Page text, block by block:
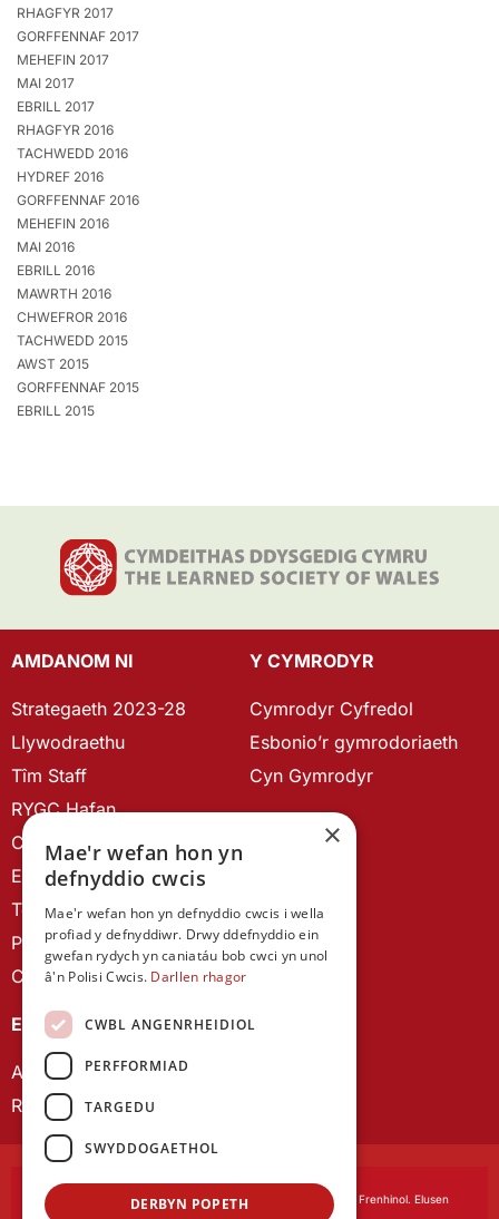
RHAGFYR 2017
GORFFENNAF 2017
MEHEFIN 2017
MAI 2017
EBRILL 2017
RHAGFYR 2016
TACHWEDD 2016
HYDREF 2016
GORFFENNAF 2016
MEHEFIN 2016
MAI 2016
EBRILL 2016
MAWRTH 2016
CHWEFROR 2016
TACHWEDD 2015
AWST 2015
GORFFENNAF 2015
EBRILL 2015
AMDANOM NI
Strategaeth 2023-28
Llywodraethu
Tîm Staff
RYGC Hafan
Canllawiau brandio
Ein Hanes
Telerau ac Amodau
Polisi Preifatrwydd
Cysylltu â ni
Y CYMRODYR
Cymrodyr Cyfredol
Esbonio’r gymrodoriaeth
Cyn Gymrodyr
EIN CYHOEDDIADAU
Astudiaethau Cymreig
Rhwydwaith Ymchwil Gyrfa Cynnar
Cymdeithas Ddysgedig Cymru, corfforedig drwy Siarter Frenhinol. Elusen
×
Mae'r wefan hon yn
defnyddio cwcis
Mae'r wefan hon yn defnyddio cwcis i wella
profiad y defnyddiwr. Drwy ddefnyddio ein
gwefan rydych yn caniatáu bob cwci yn unol
â'n Polisi Cwcis. Darllen rhagor
CWBL ANGENRHEIDIOL
PERFFORMIAD
TARGEDU
SWYDDOGAETHOL
DERBYN POPETH